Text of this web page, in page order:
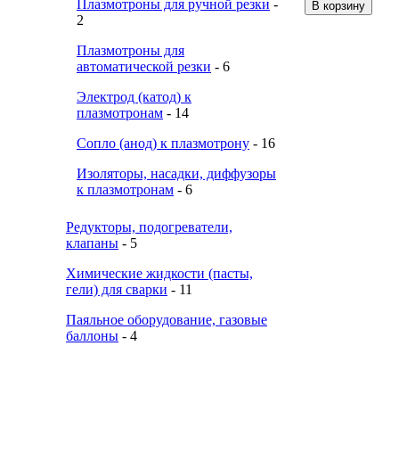
Плазмотроны для ручной резки -
2
Плазмотроны для
автоматической резки - 6
Электрод (катод) к
плазмотронам - 14
Сопло (анод) к плазмотрону - 16
Изоляторы, насадки, диффузоры
к плазмотронам - 6
Редукторы, подогреватели,
клапаны - 5
Химические жидкости (пасты,
гели) для сварки - 11
Паяльное оборудование, газовые
баллоны - 4